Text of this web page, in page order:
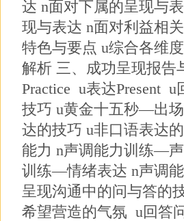
达 n面对下属的呈现与
现与表达 n面对利益相
特色与要点 u综合各维
解析 三、成功呈现报告
Practice u表达Present
技巧 u黄金十五秒—出
达的技巧 u非口语表达
能力 n声调能力训练—
训练—情绪表达 n声调
呈现沟通中的问与答的
希望营造的气氛 u回答